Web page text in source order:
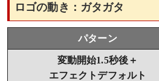
ロゴの動き：ガタガタ
パターン
変動開始1.5秒後＋
エフェクトデフォルト